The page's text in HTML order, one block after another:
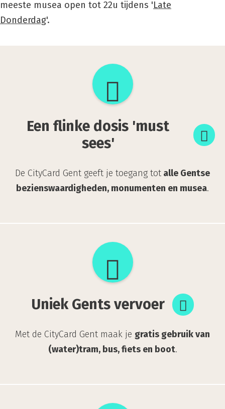
meeste musea open tot 22u tijdens 'Late
Donderdag'.
Een flinke dosis 'must
sees'
De CityCard Gent geeft je toegang tot alle Gentse
bezienswaardigheden, monumenten en musea.
dosis
'must
Uniek Gents vervoer
Met de CityCard Gent maak je gratis gebruik van
(water)tram, bus, fiets en boot.
vervoer